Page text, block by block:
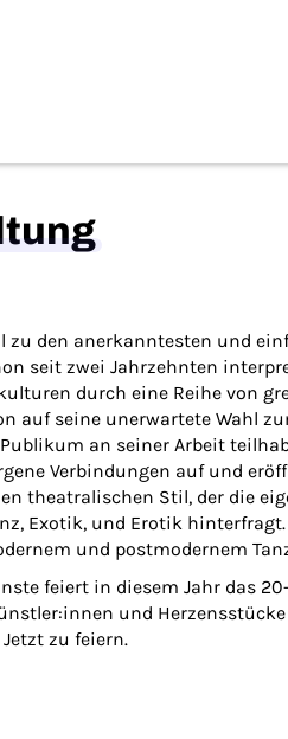
den anerkanntesten und
seit zwei Jahrzehnten
durch eine Reihe von
auf seine unerwartete Wahl
an seiner Arbeit
Verbindungen auf und
theatralischen Stil, der die
Exotik, und Erotik
und postmodernem
feiert in diesem Jahr das
und
zu feiern.